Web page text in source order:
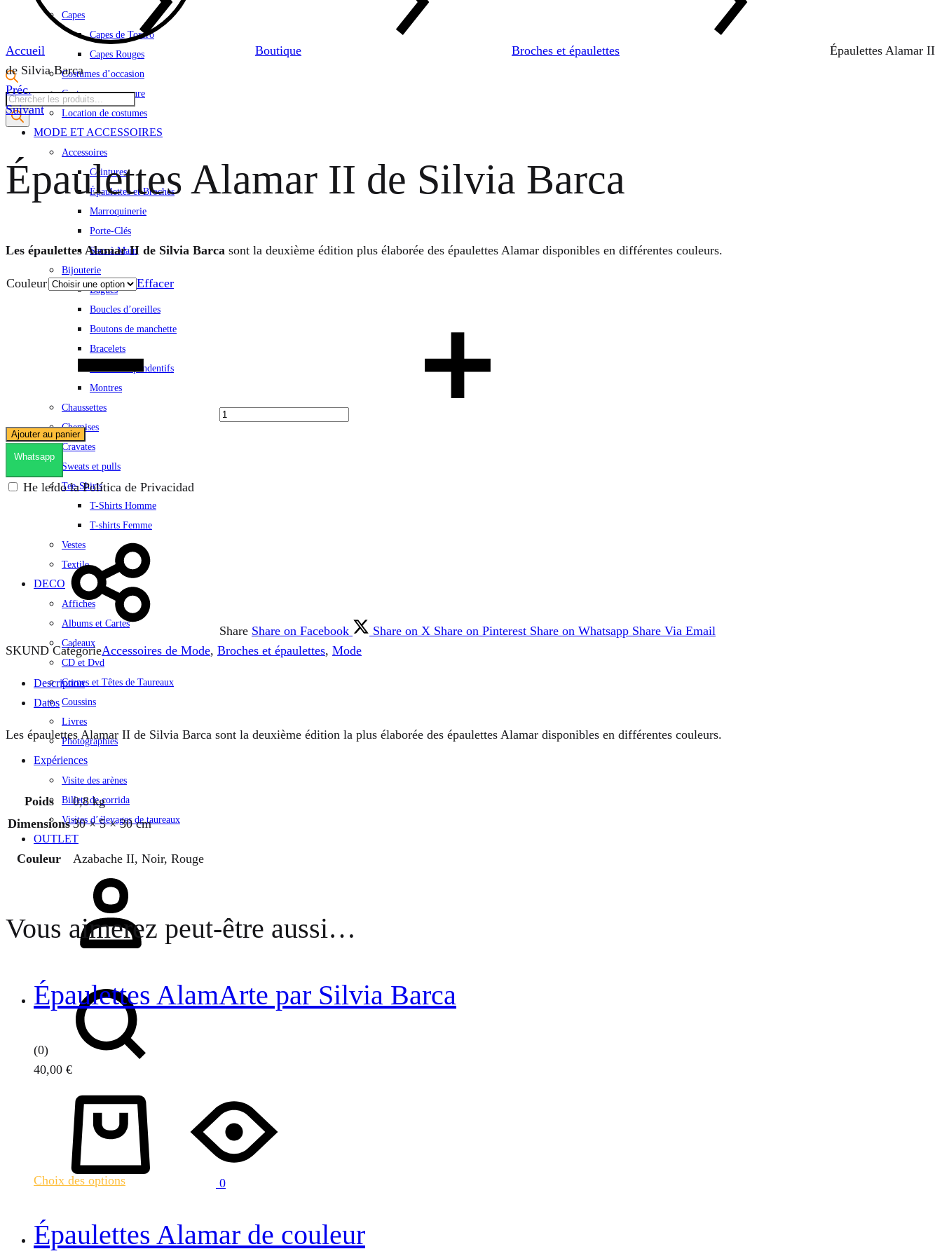
Capes
Capes de Torero
Capes Rouges
Costumes d’occasion
Costumes sur mesure
Location de costumes
MODE ET ACCESSOIRES
Accessoires
Ceintures
Épaulettes et Broches
Marroquinerie
Porte-Clés
Sacs à Main
Bijouterie
Bagues
Boucles d’oreilles
Boutons de manchette
Bracelets
Colliers et pendentifs
Montres
Chaussettes
Chemises
Cravates
Sweats et pulls
Tee-Shirts
T-Shirts Homme
T-shirts Femme
Vestes
Textile
DECO
Affiches
Albums et Cartes
Cadeaux
CD et Dvd
Cornes et Têtes de Taureaux
Coussins
Livres
Photographies
Expériences
Visite des arènes
Billets de corrida
Visites d’élevages de taureaux
OUTLET
Chercher
0
Recherche
de
produits
Accueil Boutique Broches et épaulettes
Épaulettes Alamar II
de Silvia Barca
Product
navigation
Préc.
Suivant
Épaulettes Alamar II de Silvia Barca
Les épaulettes Alamar II de Silvia Barca sont la deuxième édition plus élaborée des épaulettes Alamar disponibles en différentes couleurs.
Couleur Effacer
Ajouter au panier
Whatsapp
He leído la Política de Privacidad
Share Share on Facebook Share on X Share on Pinterest Share on Whatsapp Share Via Email
SKUND CatégorieAccessoires de Mode, Broches et épaulettes, Mode
Description
Datos
Les épaulettes Alamar II de Silvia Barca sont la deuxième édition la plus élaborée des épaulettes Alamar disponibles en différentes couleurs.
Poids
0,8 kg
Dimensions 30 × 5 × 30 cm
Couleur Azabache II, Noir, Rouge
Vous aimerez peut-être aussi…
Épaulettes AlamArte par Silvia Barca
(0)
40,00 €
Choix des options
produit
plusieurs
variations.
peuvent
être
Épaulettes Alamar de couleur